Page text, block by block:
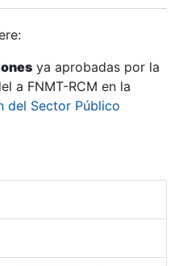
ya aprobadas por la
a FNMT-RCM en la
del Sector Público